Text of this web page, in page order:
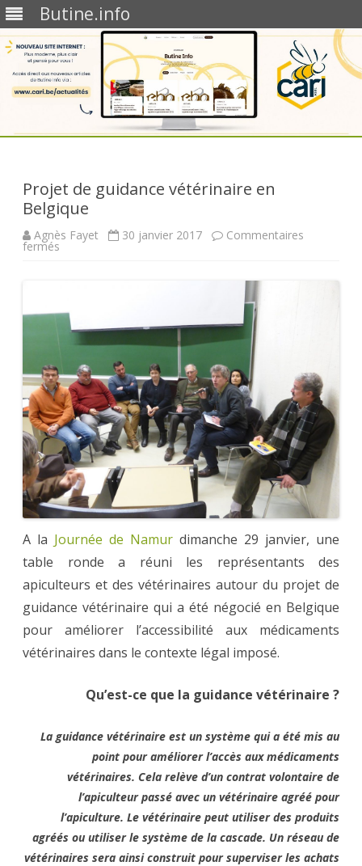
Butine.info
Projet de guidance vétérinaire en
Belgique
Agnès Fayet 30 janvier 2017 Commentaires
fermés
Belgique
A la Journée de Namur dimanche 29 janvier, une
table ronde a réuni les représentants des
apiculteurs et des vétérinaires autour du projet de
guidance vétérinaire qui a été négocié en Belgique
pour améliorer l’accessibilité aux médicaments
vétérinaires dans le contexte légal imposé.
Qu’est-ce que la guidance vétérinaire ?
La guidance vétérinaire est un système qui a été mis au
point pour améliorer l’accès aux médicaments
vétérinaires. Cela relève d’un contrat volontaire de
l’apiculteur passé avec un vétérinaire agréé pour
l’apiculture. Le vétérinaire peut utiliser des produits
agréés ou utiliser le système de la cascade. Un réseau de
vétérinaires sera ainsi construit pour superviser les achats